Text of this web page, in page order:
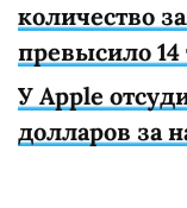
количество
превысило
У Apple
долларов за